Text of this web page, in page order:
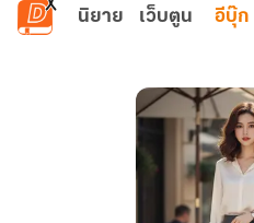
ข้ามไปยังเนื้อหาหลัก
นิยาย เว็บตูน อีบุ๊ก